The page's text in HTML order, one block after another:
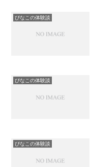
ぴなこの体験談
ぴなこの体験談
ぴなこの体験談